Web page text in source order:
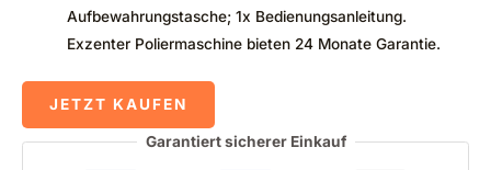
Aufbewahrungstasche; 1x Bedienungsanleitung.
Exzenter Poliermaschine bieten 24 Monate Garantie.
JETZT KAUFEN
Garantiert sicherer Einkauf